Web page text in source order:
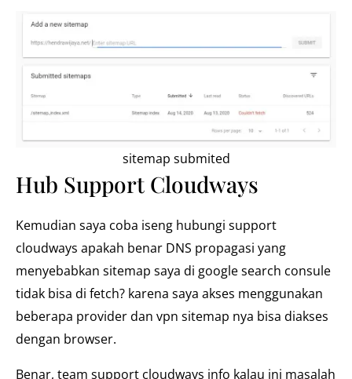
sitemap submited
Hub Support Cloudways
Kemudian saya coba iseng hubungi support
cloudways apakah benar DNS propagasi yang
menyebabkan sitemap saya di google search consule
tidak bisa di fetch? karena saya akses menggunakan
beberapa provider dan vpn sitemap nya bisa diakses
dengan browser.
Benar, team support cloudways info kalau ini masalah